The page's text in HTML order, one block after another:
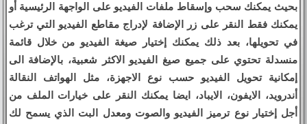
بحيث يمكنك سحب وإسقاط ملفات الفيديو على الواجهة الرئيسية أو
يمكنك فقط النقر على زر الإضافة لإدراج مقاطع الفيديو التي ترغب
في تحويلها، بعد ذلك يمكنك إختيار صيغة الفيديو من خلال قائمة
منسدلة تحتوي على جميع صيغ الفيديو الاكثر شعبية، بالإضافة الى
إمكانية تحويل الفيديو حسب نوع الاجهزة، مثل الهواتف النقالة
أندرويد، الايفون، الايباد، ايضا يمكنك النقر على خيارات الملف من
أجل إختيار نوع ترميز الفيديو والصوت ومعدل البت الذي يسمح لك